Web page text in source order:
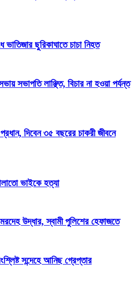
ছুরিকাঘাতে চাচা নিহত
সভাপতি লাঞ্ছিত, বিচার না হওয়া পর্যন্ত
দিবেন ৩৫ বছরের চাকরী জীবনে
ভাইকে হত্যা
উদ্ধার, স্বামী পুলিশের হেফাজতে
সন্দেহে আনিছ গ্রেপ্তার